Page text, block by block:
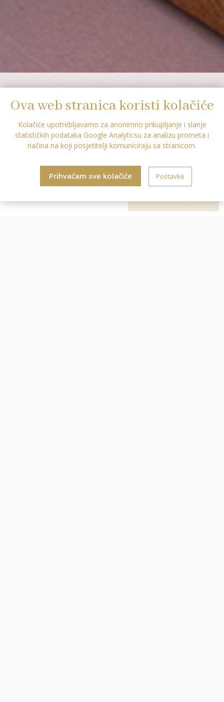
Luxury Suite
Ova web stranica koristi kolačiće
Kolačiće upotrebljavamo za anonimno prikupljanje i slanje
statističkih podataka Google Analyticsu za analizu prometa i
načina na koji posjetitelji komuniciraju sa stranicom.
Prihvaćam sve kolačiće Postavke